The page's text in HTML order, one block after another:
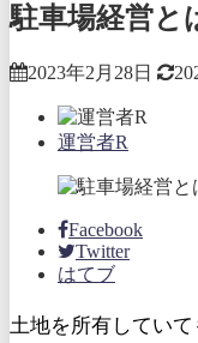
駐車場経営と
2023年2月28日
運営者R
Facebook
Twitter
はてブ
土地を所有してい